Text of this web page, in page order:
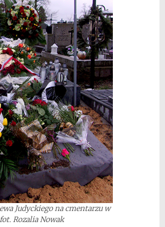
Judyckiego na cmentarzu w
Rozalia Nowak